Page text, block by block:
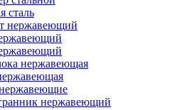
сталь
нержавеющий
нержавеющая
нержавеющий